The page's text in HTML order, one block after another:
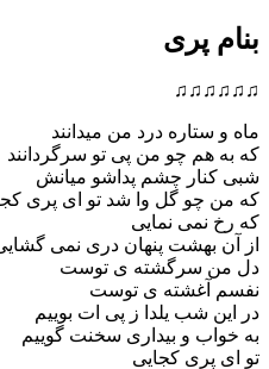
درد من میدانند
چو من پی تو سرگردانند
چشم پداشو میانش
گل وا شد تو ای پری کجایی
نمایی
پنهان دری نمی گشایی
ی توست
ی توست
یلدا ز پی ات بوییم
و بیداری سخنت گوییم
کجایی